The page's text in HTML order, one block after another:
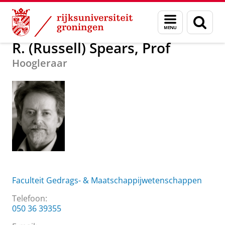
Skip
Content
Skip
Navigation
Menu
en
zoeken
Over ons R. (Russell) Spears, Prof
R. (Russell) Spears, Prof
Hoogleraar
Faculteit Gedrags- & Maatschappijwetenschappen
Telefoon:
050 36 39355